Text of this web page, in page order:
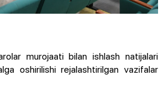
murojaati bilan ishlash natijalari
oshirilishi rejalashtirilgan vazifalar